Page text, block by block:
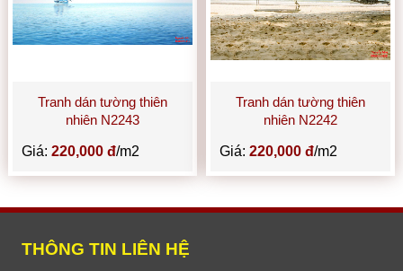
Tranh dán tường thiên
nhiên N2243
Giá:220,000 đ/m2
Tranh dán tường thiên
nhiên N2242
Giá: 220,000 đ/m2
THÔNG TIN LIÊN HỆ